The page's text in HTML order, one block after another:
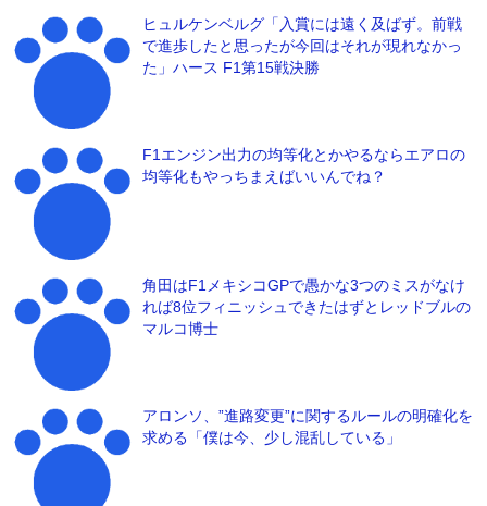
ヒュルケンベルグ「入賞には遠く及ばず。前戦
で進歩したと思ったが今回はそれが現れなかっ
た」ハース F1第15戦決勝
F1エンジン出力の均等化とかやるならエアロの
均等化もやっちまえばいいんでね？
角田はF1メキシコGPで愚かな3つのミスがなけ
れば8位フィニッシュできたはずとレッドブルの
マルコ博士
アロンソ、”進路変更”に関するルールの明確化を
求める「僕は今、少し混乱している」